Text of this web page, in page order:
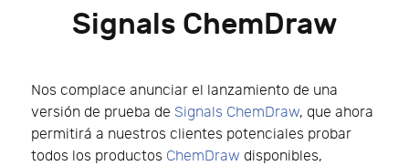
Signals ChemDraw
Nos complace anunciar el lanzamiento de una
versión de prueba de Signals ChemDraw, que ahora
permitirá a nuestros clientes potenciales probar
todos los productos ChemDraw disponibles,